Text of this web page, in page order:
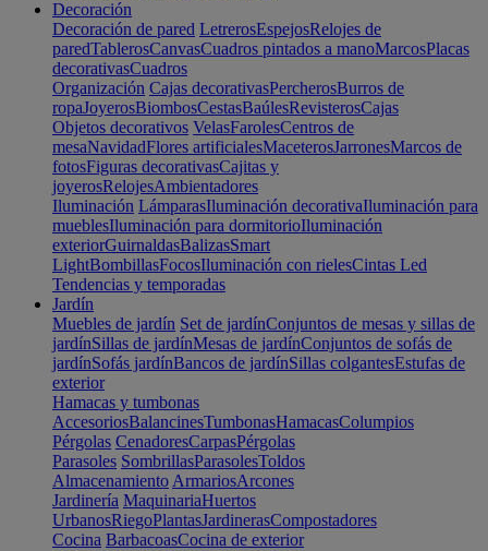
Decoración
Decoración de pared LetrerosEspejosRelojes de
paredTablerosCanvasCuadros pintados a manoMarcosPlacas
decorativasCuadros
Organización Cajas decorativasPercherosBurros de
ropaJoyerosBiombosCestasBaúlesRevisterosCajas
Objetos decorativos VelasFarolesCentros de
mesaNavidadFlores artificialesMaceterosJarronesMarcos de
fotosFiguras decorativasCajitas y
joyerosRelojesAmbientadores
Iluminación LámparasIluminación decorativaIluminación para
mueblesIluminación para dormitorioIluminación
exteriorGuirnaldasBalizasSmart
LightBombillasFocosIluminación con rielesCintas Led
Tendencias y temporadas
Jardín
Muebles de jardín Set de jardínConjuntos de mesas y sillas de
jardínSillas de jardínMesas de jardínConjuntos de sofás de
jardínSofás jardínBancos de jardínSillas colgantesEstufas de
exterior
Hamacas y tumbonas
AccesoriosBalancinesTumbonasHamacasColumpios
Pérgolas CenadoresCarpasPérgolas
Parasoles SombrillasParasolesToldos
Almacenamiento ArmariosArcones
Jardinería MaquinariaHuertos
UrbanosRiegoPlantasJardinerasCompostadores
Cocina BarbacoasCocina de exterior